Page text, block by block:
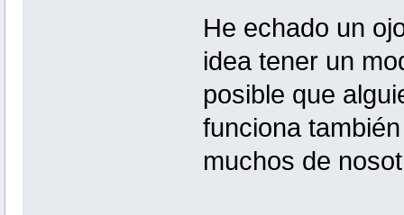
He echado un
idea tener un
posible que
funciona
muchos de